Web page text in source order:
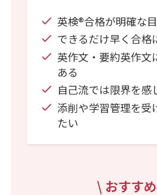
英検®合格が明確な
できるだけ早く合格
英作文・要約英作文
ある
自己流では限界を感
添削や学習管理を受
たい
\ おすす